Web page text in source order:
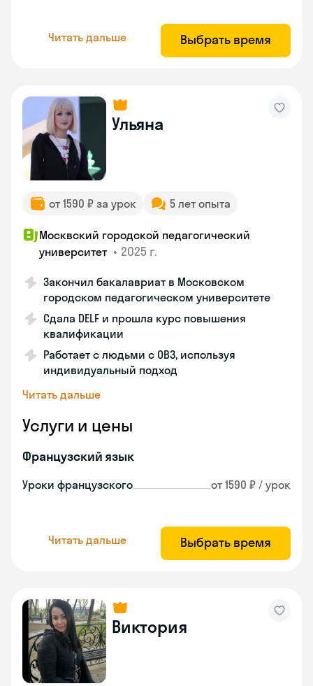
Читать дальше Выбрать время
Ульяна
от 1590 ₽ за урок 5 лет опыта
Москвский городской педагогический
университет • 2025 г.
Закончил бакалавриат в Московском
городском педагогическом университете
Сдала DELF и прошла курс повышения
квалификации
Работает с людьми с ОВЗ, используя
индивидуальный подход
Читать дальше
Услуги и цены
Французский язык
Уроки французского от 1590 ₽ / урок
Читать дальше Выбрать время
Виктория